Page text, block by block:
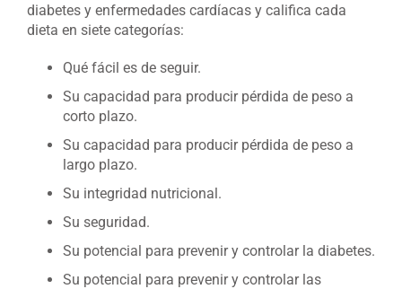
diabetes y enfermedades cardíacas y califica cada
dieta en siete categorías:
Qué fácil es de seguir.
Su capacidad para producir pérdida de peso a
corto plazo.
Su capacidad para producir pérdida de peso a
largo plazo.
Su integridad nutricional.
Su seguridad.
Su potencial para prevenir y controlar la diabetes.
Su potencial para prevenir y controlar las